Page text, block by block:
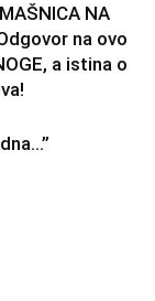
NA
na ovo
a istina o